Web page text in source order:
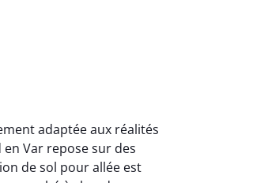
adaptée aux réalités
Var repose sur des
de sol pour allée est